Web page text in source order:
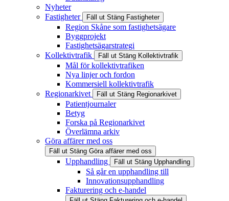
Nyheter
Fastigheter
Fäll ut Stäng Fastigheter
Region Skåne som fastighetsägare
Byggprojekt
Fastighetsägarstrategi
Kollektivtrafik
Fäll ut Stäng Kollektivtrafik
Mål för kollektivtrafiken
Nya linjer och fordon
Kommersiell kollektivtrafik
Regionarkivet
Fäll ut Stäng Regionarkivet
Patientjournaler
Betyg
Forska på Regionarkivet
Överlämna arkiv
Göra affärer med oss
Fäll ut Stäng Göra affärer med oss
Upphandling Fäll ut Stäng Upphandling
Så går en upphandling till
Innovationsupphandling
Fakturering och e-handel